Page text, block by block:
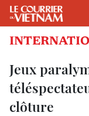
Jeux
clôture